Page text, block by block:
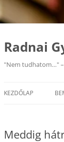
Kilépés
tartalomba
Radnai
"Nem tudhatom…"
KEZDŐLAP
Meddig